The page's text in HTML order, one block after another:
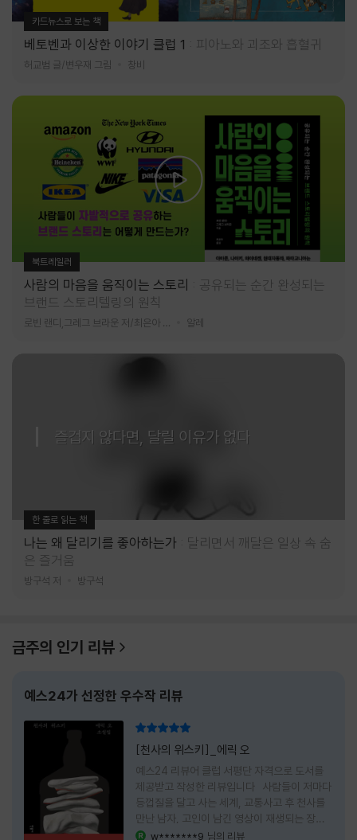
카드뉴스로 보는 책
베토벤과 이상한 이야기 클럽 1 피아노와 괴조와 흡혈귀
허교범 글/변우재 그림 창비
북트레일러
사람의 마음을 움직이는 스토리
공유되는 순간 완성되는
브랜드 스토리텔링의 원칙
알레
즐겁지 않다면, 달릴 이유가 없다
한 줄로 읽는 책
나는 왜 달리기를 좋아하는가
달리면서 깨달은 일상 속 숨
은 즐거움
방구석 저 방구석
금주의 인기 리뷰
예스24가 선정한 우수작 리뷰
[천사의 위스키]_에릭 오
예스24 리뷰어 클럽 서평단 자격으로 도서를
제공받고 작성한 리뷰입니다 사람들이 저마다
등껍질을 달고 사는 세계, 교통사고 후 천사를
만난 남자, 고인이 남긴 영상이 재생되는 장례
식장에서 똥을 싼 개. 이 책에는 몇 줄만 읽어도
w*******9 님의 리뷰